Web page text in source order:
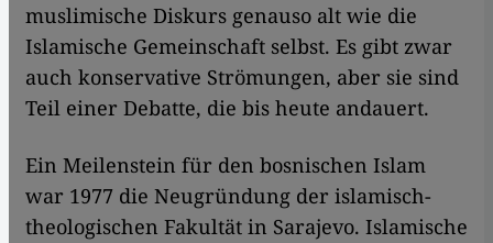
muslimische Diskurs genauso alt wie die
Islamische Gemeinschaft selbst. Es gibt zwar
auch konservative Strömungen, aber sie sind
Teil einer Debatte, die bis heute andauert.
Ein Meilenstein für den bosnischen Islam
war 1977 die Neugründung der islamisch-
theologischen Fakultät in Sarajevo. Islamische